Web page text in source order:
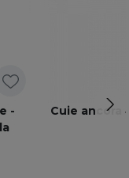
-
Cuie ancora